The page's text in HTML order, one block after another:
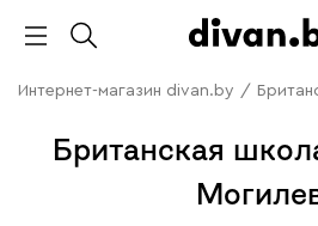
Интернет-магазин divan.by /
Британская